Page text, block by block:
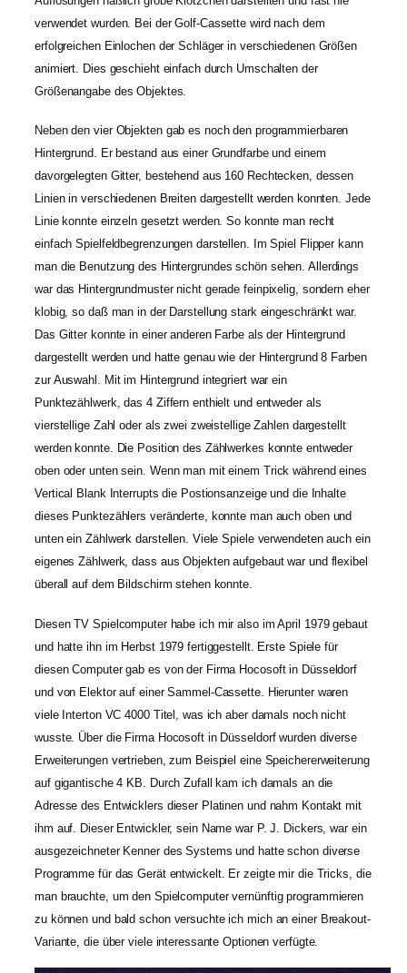
verwendet wurden. Bei der Golf-Cassette wird nach dem
erfolgreichen Einlochen der Schläger in verschiedenen Größen
animiert. Dies geschieht einfach durch Umschalten der
Größenangabe des Objektes.
Neben den vier Objekten gab es noch den programmierbaren
Hintergrund. Er bestand aus einer Grundfarbe und einem
davorgelegten Gitter, bestehend aus 160 Rechtecken, dessen
Linien in verschiedenen Breiten dargestellt werden konnten. Jede
Linie konnte einzeln gesetzt werden. So konnte man recht
einfach Spielfeldbegrenzungen darstellen. Im Spiel Flipper kann
man die Benutzung des Hintergrundes schön sehen. Allerdings
war das Hintergrundmuster nicht gerade feinpixelig, sondern eher
klobig, so daß man in der Darstellung stark eingeschränkt war.
Das Gitter konnte in einer anderen Farbe als der Hintergrund
dargestellt werden und hatte genau wie der Hintergrund 8 Farben
zur Auswahl. Mit im Hintergrund integriert war ein
Punktezählwerk, das 4 Ziffern enthielt und entweder als
vierstellige Zahl oder als zwei zweistellige Zahlen dargestellt
werden konnte. Die Position des Zählwerkes konnte entweder
oben oder unten sein. Wenn man mit einem Trick während eines
Vertical Blank Interrupts die Postionsanzeige und die Inhalte
dieses Punktezählers veränderte, konnte man auch oben und
unten ein Zählwerk darstellen. Viele Spiele verwendeten auch ein
eigenes Zählwerk, dass aus Objekten aufgebaut war und flexibel
überall auf dem Bildschirm stehen konnte.
Diesen TV Spielcomputer habe ich mir also im April 1979 gebaut
und hatte ihn im Herbst 1979 fertiggestellt. Erste Spiele für
diesen Computer gab es von der Firma Hocosoft in Düsseldorf
und von Elektor auf einer Sammel-Cassette. Hierunter waren
viele Interton VC 4000 Titel, was ich aber damals noch nicht
wusste. Über die Firma Hocosoft in Düsseldorf wurden diverse
Erweiterungen vertrieben, zum Beispiel eine Speichererweiterung
auf gigantische 4 KB. Durch Zufall kam ich damals an die
Adresse des Entwicklers dieser Platinen und nahm Kontakt mit
ihm auf. Dieser Entwickler, sein Name war P. J. Dickers, war ein
ausgezeichneter Kenner des Systems und hatte schon diverse
Programme für das Gerät entwickelt. Er zeigte mir die Tricks, die
man brauchte, um den Spielcomputer vernünftig programmieren
zu können und bald schon versuchte ich mich an einer Breakout-
Variante, die über viele interessante Optionen verfügte.